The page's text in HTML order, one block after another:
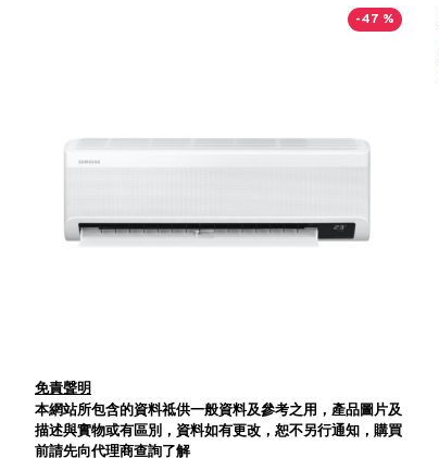
-47 %
免責聲明
本網站所包含的資料祗供一般資料及參考之用，產品圖片及
描述與實物或有區別，資料如有更改，恕不另行通知，購買
前請先向代理商查詢了解